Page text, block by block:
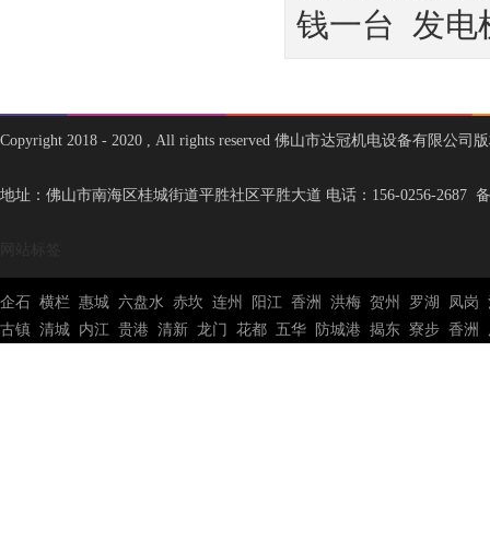
钱一台
发电
Copyright 2018 - 2020 , All rights reserved 佛山市达冠机电设备有限公司
地址：佛山市南海区桂城街道平胜社区平胜大道 电话：156-0256-2687
企石 横栏 惠城 六盘水 赤坎 连州 阳江 香洲 洪梅 贺州 罗湖 凤岗
古镇 清城 内江 贵港 清新 龙门 花都 五华 防城港 揭东 寮步 香洲